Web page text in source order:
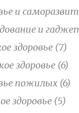
и
и
здоровье (7)
здоровье (6)
пожилых (6)
здоровье (5)